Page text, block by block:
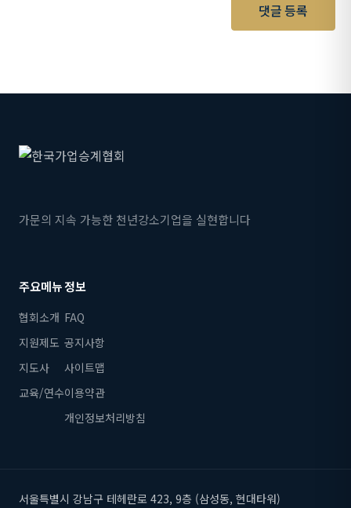
댓글 등록
가문의 지속 가능한 천년강소기업을 실현합니다
주요메뉴
협회소개
지원제도
지도사
교육/연수
정보
FAQ
공지사항
사이트맵
이용약관
개인정보처리방침
서울특별시 강남구 테헤란로 423, 9층 (삼성동, 현대타워)